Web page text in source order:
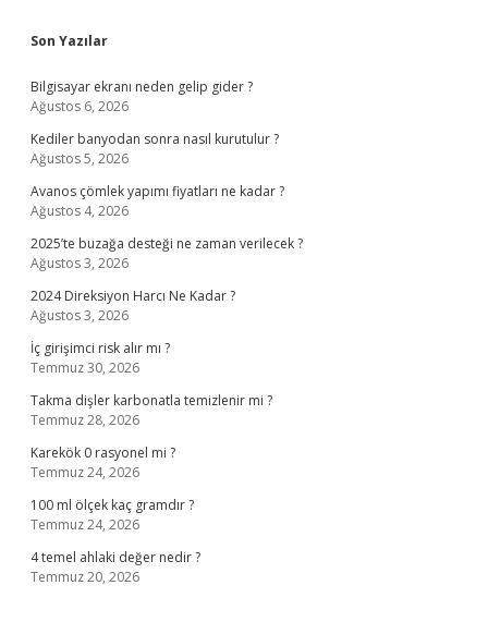
Sidebar
Son Yazılar
Bilgisayar ekranı neden gelip gider ?
Ağustos 6, 2026
Kediler banyodan sonra nasıl kurutulur ?
Ağustos 5, 2026
Avanos çömlek yapımı fiyatları ne kadar ?
Ağustos 4, 2026
2025’te buzağa desteği ne zaman verilecek ?
Ağustos 3, 2026
2024 Direksiyon Harcı Ne Kadar ?
Ağustos 3, 2026
İç girişimci risk alır mı ?
Temmuz 30, 2026
Takma dişler karbonatla temizlenir mi ?
Temmuz 28, 2026
Karekök 0 rasyonel mi ?
Temmuz 24, 2026
100 ml ölçek kaç gramdır ?
Temmuz 24, 2026
4 temel ahlaki değer nedir ?
Temmuz 20, 2026